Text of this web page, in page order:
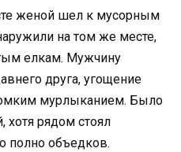
женой шел к мусорным
на том же месте,
елкам. Мужчину
друга, угощение
мурлыканием. Было
хотя рядом стоял
полно объедков.